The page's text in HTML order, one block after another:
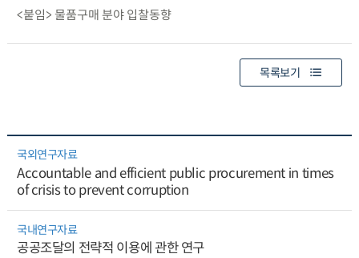
<붙임> 물품구매 분야 입찰동향
목록보기
국외연구자료
Accountable and efficient public procurement in times
of crisis to prevent corruption
국내연구자료
공공조달의 전략적 이용에 관한 연구